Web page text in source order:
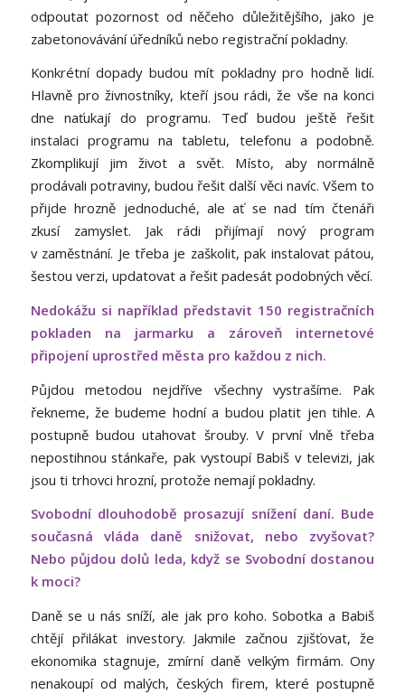
odpoutat pozornost od něčeho důležitějšího, jako je
zabetonovávání úředníků nebo registrační pokladny.
Konkrétní dopady budou mít pokladny pro hodně lidí.
Hlavně pro živnostníky, kteří jsou rádi, že vše na konci
dne naťukají do programu. Teď budou ještě řešit
instalaci programu na tabletu, telefonu a podobně.
Zkomplikují jim život a svět. Místo, aby normálně
prodávali potraviny, budou řešit další věci navíc. Všem to
přijde hrozně jednoduché, ale ať se nad tím čtenáři
zkusí zamyslet. Jak rádi přijímají nový program
v zaměstnání. Je třeba je zaškolit, pak instalovat pátou,
šestou verzi, updatovat a řešit padesát podobných věcí.
Nedokážu si například představit 150 registračních
pokladen na jarmarku a zároveň internetové
připojení uprostřed města pro každou z nich.
Půjdou metodou nejdříve všechny vystrašíme. Pak
řekneme, že budeme hodní a budou platit jen tihle. A
postupně budou utahovat šrouby. V první vlně třeba
nepostihnou stánkaře, pak vystoupí Babiš v televizi, jak
jsou ti trhovci hrozní, protože nemají pokladny.
Svobodní dlouhodobě prosazují snížení daní. Bude
současná vláda daně snižovat, nebo zvyšovat?
Nebo půjdou dolů leda, když se Svobodní dostanou
k moci?
Daně se u nás sníží, ale jak pro koho. Sobotka a Babiš
chtějí přilákat investory. Jakmile začnou zjišťovat, že
ekonomika stagnuje, zmírní daně velkým firmám. Ony
nenakoupí od malých, českých firem, které postupně